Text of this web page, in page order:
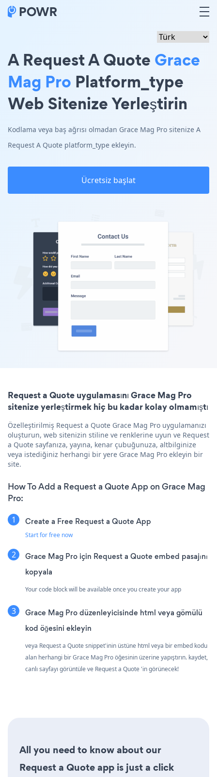
A Request A Quote Grace
Mag Pro Platform_type
Web Sitenize Yerleştirin
Kodlama veya baş ağrısı olmadan Grace Mag Pro sitenize A
Request A Quote platform_type ekleyin.
Ücretsiz başlat
Request a Quote uygulamasını Grace Mag Pro
sitenize yerleştirmek hiç bu kadar kolay olmamıştı
Özelleştirilmiş Request a Quote Grace Mag Pro uygulamanızı
oluşturun, web sitenizin stiline ve renklerine uyun ve Request
a Quote sayfanıza, yayına, kenar çubuğunuza, altbilginize
veya istediğiniz herhangi bir yere Grace Mag Pro ekleyin bir
site.
How To Add a Request a Quote App on Grace Mag
Pro:
Create a Free Request a Quote App
Start for free now
Grace Mag Pro için Request a Quote embed pasajını
kopyala
Your code block will be available once you create your app
Grace Mag Pro düzenleyicisinde html veya gömülü
kod öğesini ekleyin
veya Request a Quote snippet'inin üstüne html veya bir embed kodu
alan herhangi bir Grace Mag Pro öğesinin üzerine yapıştırın. kaydet,
canlı sayfayı görüntüle ve Request a Quote 'in görünecek!
All you need to know about our
Request a Quote app is just a click